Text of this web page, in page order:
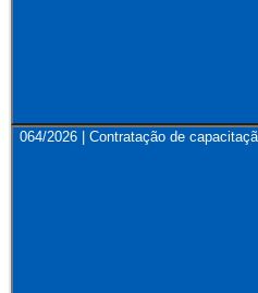
064/2026 | Contratação de